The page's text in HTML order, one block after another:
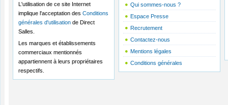
L'utilisation de ce site Internet
implique l'acceptation des Conditions
générales d'utilisation de Direct
Salles.
Les marques et établissements
commerciaux mentionnés
appartiennent à leurs propriétaires
respectifs.
Qui sommes-nous ?
Espace Presse
Recrutement
Contactez-nous
Mentions légales
Conditions générales